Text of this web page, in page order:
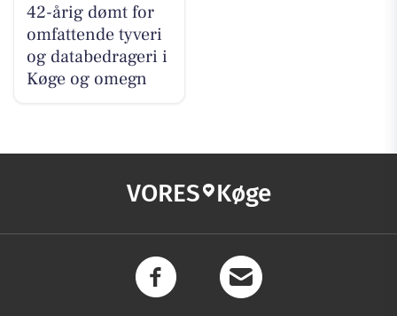
42-årig dømt for
omfattende tyveri
og databedrageri i
Køge og omegn
VORES Køge